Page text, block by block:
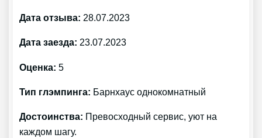
Дата отзыва: 28.07.2023
Дата заезда: 23.07.2023
Оценка: 5
Тип глэмпинга: Барнхаус однокомнатный
Достоинства: Превосходный сервис, уют на
каждом шагу.